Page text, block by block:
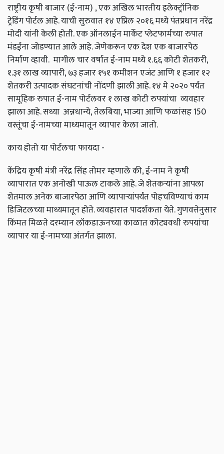
राष्ट्रीय कृषी बाजार (ई-नाम) , एक अखिल भारतीय इलेक्ट्रॉनिक
ट्रेडिंग पोर्टल आहे. याची सुरुवात १४ एप्रिल २०१६ मध्ये पंतप्रधान नरेंद्र
मोदी यांनी केली होती. एक ऑनलाईन मार्केट प्लेटफार्मच्या रुपात
मंडईंना जोडण्यात आले आहे. जेणेकरून एक देश एक बाजारपेठ
निर्माण व्हावी. मागील चार वर्षात ई-नाम मध्ये १.६६ कोटी शेतकरी,
१.३१ लाख व्यापारी, ७३ हजार १५१ कमीशन एजंट आणि १ हजार १२
शेतकरी उत्पादक संघटनांची नोंदणी झाली आहे. १४ मे २०२० पर्यंत
सामूहिक रुपात ई-नाम पोर्टलवर १ लाख कोटी रुपयांचा व्यवहार
झाला आहे. सध्या अन्नधान्ये, तेलबिया, भाज्या आणि फळांसह 150
वस्तूंचा ई-नामच्या माध्यमातून व्यापार केला जातो.
काय होतो या पोर्टलचा फायदा -
केंद्रिय कृषी मंत्री नरेंद्र सिंह तोमर म्हणाले की, ई-नाम ने कृषी
व्यापारात एक अनोखी पाऊल टाकले आहे. जे शेतकऱ्यांना आपला
शेतमाल अनेक बाजारपेठा आणि व्यापाऱ्यांपर्यंत पोहचविण्याचं काम
डिजिटलच्या माध्यमातून होते. व्यवहारात पादर्शकता येते. गुणवत्तेनुसार
किंमत मिळते दरम्यान लॉकडाऊनच्या काळात कोट्यवधी रुपयांचा
व्यापार या ई-नामच्या अंतर्गत झाला.